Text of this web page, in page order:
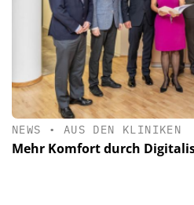
NEWS • AUS DEN KLINIKEN
Mehr Komfort durch